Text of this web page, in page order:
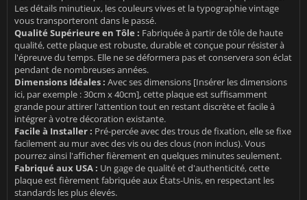
Les détails minutieux, les couleurs vives et la typographie vintage
vous transporteront dans le passé.
Qualité Supérieure en Tôle : Fabriquée à partir de tôle de haute
qualité, cette plaque est robuste, durable et conçue pour résister à
l'épreuve du temps. Elle ne se déformera pas et conservera son éclat
pendant de nombreuses années.
Dimensions Idéales : Avec ses dimensions [Insérer les dimensions
ici, par exemple : 30cm x 40cm], cette plaque est suffisamment
grande pour attirer l'attention tout en restant discrète et facile à
intégrer à votre décoration existante.
Facile à Installer : Pré-percée avec des trous de fixation, elle se fixe
facilement au mur avec des vis ou des clous (non inclus). Vous
pourrez ainsi l'afficher fièrement en quelques minutes seulement.
Fabriqué aux USA : Un gage de qualité et d'authenticité, cette
plaque est fièrement fabriquée aux États-Unis, en respectant les
standards les plus élevés.